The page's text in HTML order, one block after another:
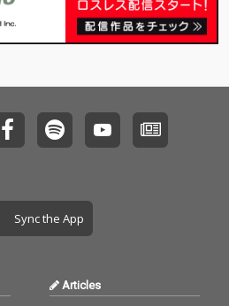
Sync the App
Articles